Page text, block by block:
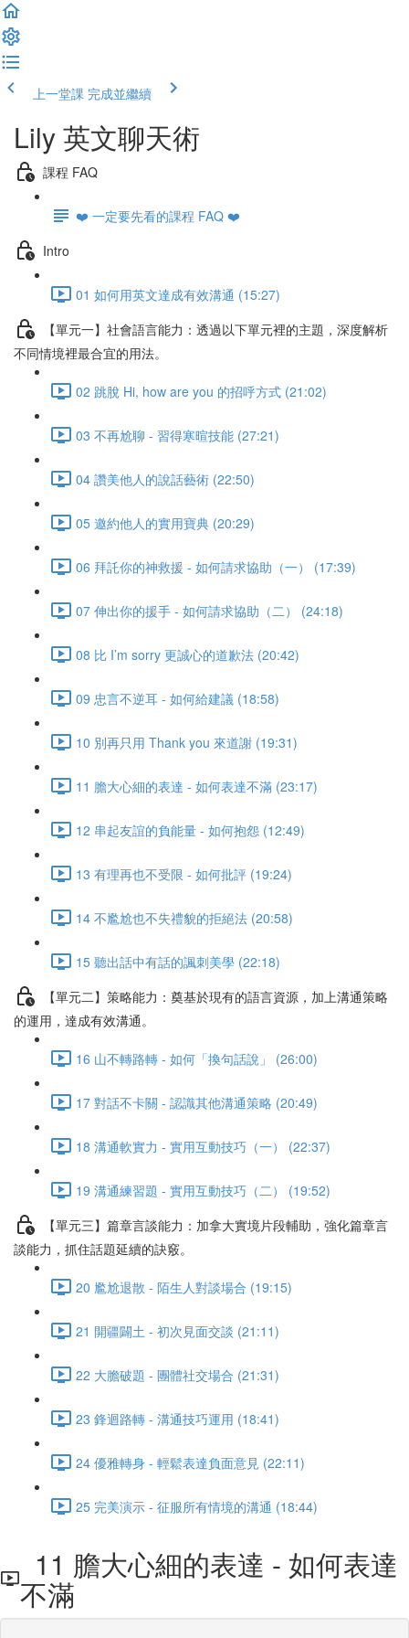
上一堂課 完成並繼續
Lily 英文聊天術
課程 FAQ
❤️ 一定要先看的課程 FAQ ❤️
Intro
01 如何用英文達成有效溝通 (15:27)
【單元一】社會語言能力：透過以下單元裡的主題，深度解析
不同情境裡最合宜的用法。
02 跳脫 Hi, how are you 的招呼方式 (21:02)
03 不再尬聊 - 習得寒暄技能 (27:21)
04 讚美他人的說話藝術 (22:50)
05 邀約他人的實用寶典 (20:29)
06 拜託你的神救援 - 如何請求協助（一） (17:39)
07 伸出你的援手 - 如何請求協助（二） (24:18)
08 比 I’m sorry 更誠心的道歉法 (20:42)
09 忠言不逆耳 - 如何給建議 (18:58)
10 別再只用 Thank you 來道謝 (19:31)
11 膽大心細的表達 - 如何表達不滿 (23:17)
12 串起友誼的負能量 - 如何抱怨 (12:49)
13 有理再也不受限 - 如何批評 (19:24)
14 不尷尬也不失禮貌的拒絕法 (20:58)
15 聽出話中有話的諷刺美學 (22:18)
【單元二】策略能力：奠基於現有的語言資源，加上溝通策略
的運用，達成有效溝通。
16 山不轉路轉 - 如何「換句話說」 (26:00)
17 對話不卡關 - 認識其他溝通策略 (20:49)
18 溝通軟實力 - 實用互動技巧（一） (22:37)
19 溝通練習題 - 實用互動技巧（二） (19:52)
【單元三】篇章言談能力：加拿大實境片段輔助，強化篇章言
談能力，抓住話題延續的訣竅。
20 尷尬退散 - 陌生人對談場合 (19:15)
21 開疆闢土 - 初次見面交談 (21:11)
22 大膽破題 - 團體社交場合 (21:31)
23 鋒迴路轉 - 溝通技巧運用 (18:41)
24 優雅轉身 - 輕鬆表達負面意見 (22:11)
25 完美演示 - 征服所有情境的溝通 (18:44)
11 膽大心細的表達 - 如何表達
不滿